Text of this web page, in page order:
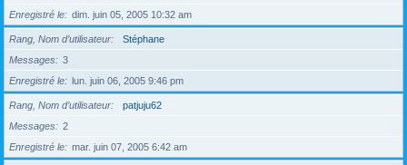
Enregistré le
dim. juin 05, 2005 10:32 am
Rang, Nom d’utilisateur
Stéphane
Messages
3
Enregistré le
lun. juin 06, 2005 9:46 pm
Rang, Nom d’utilisateur
patjuju62
Messages
2
Enregistré le
mar. juin 07, 2005 6:42 am